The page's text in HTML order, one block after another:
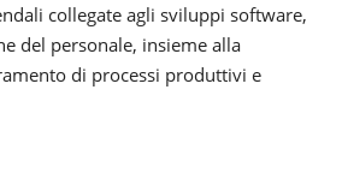
collegate agli sviluppi software,
del personale, insieme alla
di processi produttivi e